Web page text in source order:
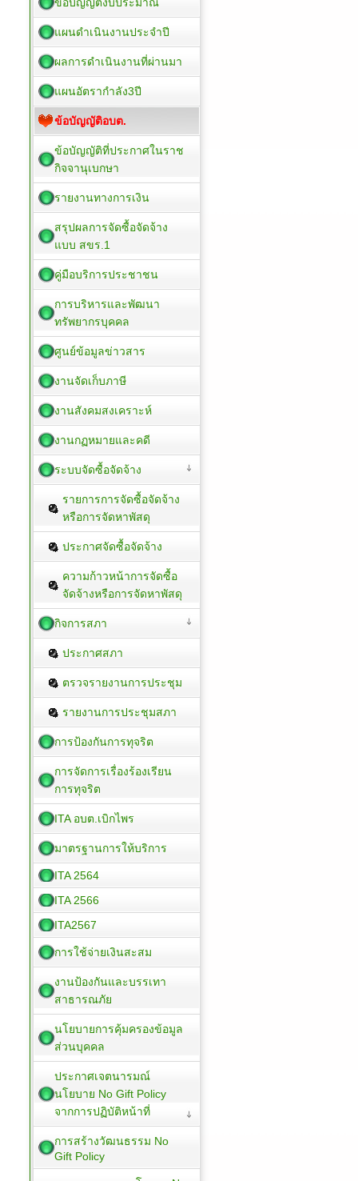
แผนดำเนินงานประจำปี
ผลการดำเนินงานที่ผ่านมา
แผนอัตรากำลัง3ปี
ข้อบัญญัติอบต.
ข้อบัญญัติที่ประกาศในราช
กิจจานุเบกษา
รายงานทางการเงิน
สรุปผลการจัดซื้อจัดจ้าง
แบบ สขร.1
คู่มือบริการประชาชน
การบริหารและพัฒนา
ทรัพยากรบุคคล
ศูนย์ข้อมูลข่าวสาร
งานจัดเก็บภาษี
งานสังคมสงเคราะห์
งานกฏหมายและคดี
ระบบจัดซื้อจัดจ้าง
รายการการจัดซื้อจัดจ้าง
หรือการจัดหาพัสดุ
ประกาศจัดซื้อจัดจ้าง
ความก้าวหน้าการจัดซื้อ
จัดจ้างหรือการจัดหาพัสดุ
กิจการสภา
ประกาศสภา
ตรวจรายงานการประชุม
รายงานการประชุมสภา
การป้องกันการทุจริต
การจัดการเรื่องร้องเรียน
การทุจริต
ITA อบต.เบิกไพร
มาตรฐานการให้บริการ
ITA 2564
ITA 2566
ITA2567
การใช้จ่ายเงินสะสม
งานป้องกันและบรรเทา
สาธารณภัย
นโยบายการคุ้มครองข้อมูล
ส่วนบุคคล
ประกาศเจตนารมณ์
นโยบาย No Gift Policy
จากการปฏิบัติหน้าที่
การสร้างวัฒนธรรม No
Gift Policy